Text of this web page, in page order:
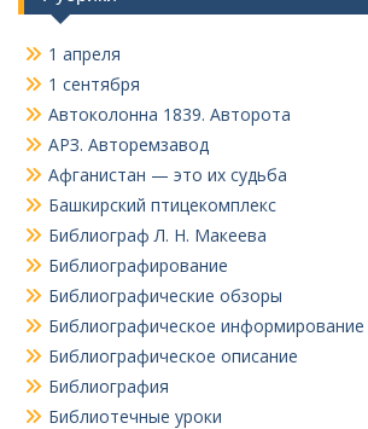
1 апреля
1 сентября
Автоколонна 1839. Авторота
АРЗ. Авторемзавод
Афганистан — это их судьба
Башкирский птицекомплекс
Библиограф Л. Н. Макеева
Библиографирование
Библиографические обзоры
Библиографическое информирование
Библиографическое описание
Библиография
Библиотечные уроки